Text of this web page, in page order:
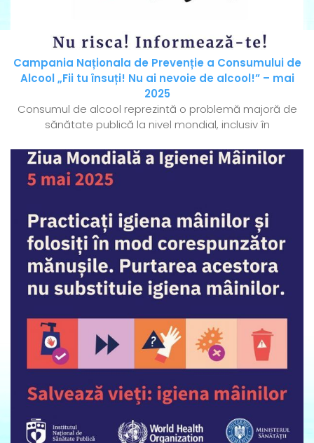
Campania Naționala de Prevenție a Consumului de
Alcool „Fii tu însuți! Nu ai nevoie de alcool!” – mai
2025
Consumul de alcool reprezintă o problemă majoră de
sănătate publică la nivel mondial, inclusiv în